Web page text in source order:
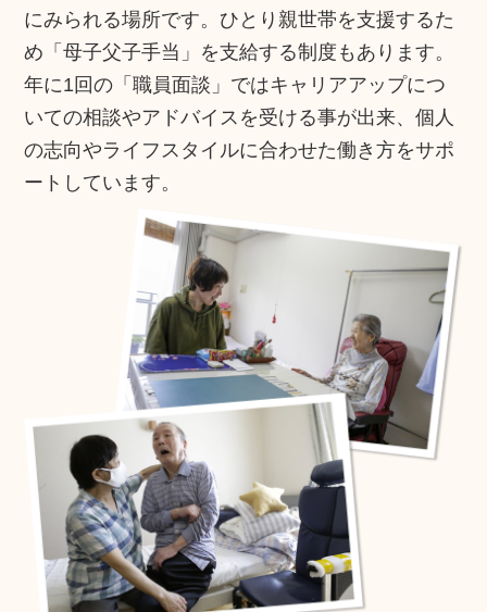
にみられる場所です。ひとり親世帯を支援するた
め「母子父子手当」を支給する制度もあります。
年に1回の「職員面談」ではキャリアアップにつ
いての相談やアドバイスを受ける事が出来、個人
の志向やライフスタイルに合わせた働き方をサポ
ートしています。